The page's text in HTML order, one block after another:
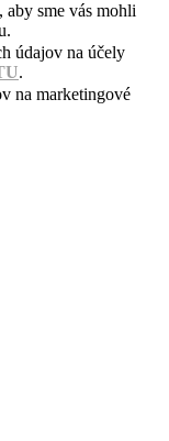
aby sme vás mohli
údajov na účely
.
na marketingové